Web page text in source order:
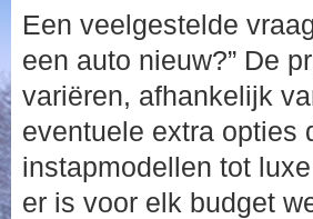
Een veelgestelde
een auto nieuw?” De
variëren, afhankelijk
eventuele extra opties
instapmodellen tot
er is voor elk budget